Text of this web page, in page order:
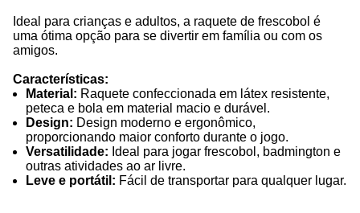
Ideal para crianças e adultos, a raquete de frescobol é
uma ótima opção para se divertir em família ou com os
amigos.
Características:
Material: Raquete confeccionada em látex resistente,
peteca e bola em material macio e durável.
Design: Design moderno e ergonômico,
proporcionando maior conforto durante o jogo.
Versatilidade: Ideal para jogar frescobol, badmington e
outras atividades ao ar livre.
Leve e portátil: Fácil de transportar para qualquer lugar.